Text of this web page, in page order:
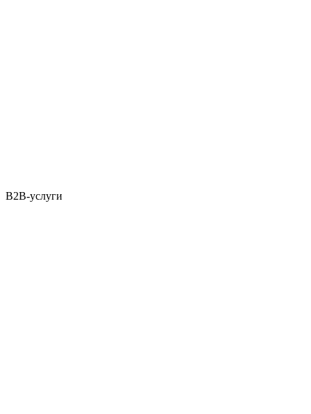
B2B-услуги